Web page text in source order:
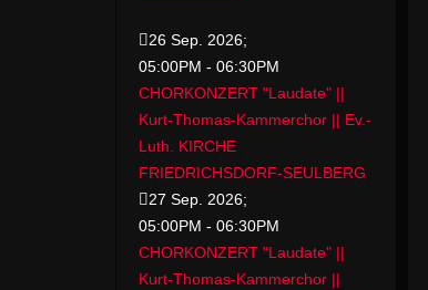
26 Sep. 2026;
05:00PM - 06:30PM
CHORKONZERT "Laudate" ||
Kurt-Thomas-Kammerchor || Ev.-
Luth. KIRCHE
FRIEDRICHSDORF-SEULBERG
27 Sep. 2026;
05:00PM - 06:30PM
CHORKONZERT "Laudate" ||
Kurt-Thomas-Kammerchor ||